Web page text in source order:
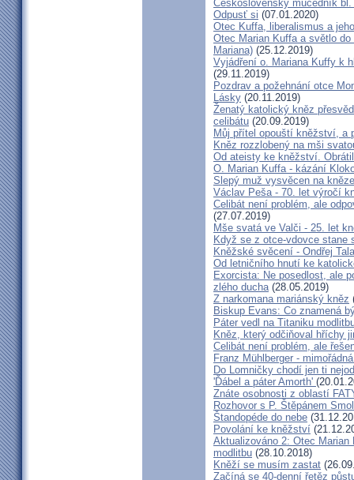
Československý mučedník
Odpusť si (07.01.2020)
Otec Kuffa, liberalismus a
Otec Marian Kuffa a světlo
Mariana) (25.12.2019)
Vyjádření o. Mariana Kuffy k
(29.11.2019)
Pozdrav a požehnání otce
Lásky (20.11.2019)
Ženatý katolický kněz
celibátu (20.09.2019)
Můj přítel opouští kněžství, a
Kněz rozzlobený na mši
Od ateisty ke kněžství.
O. Marian Kuffa - kázání
Slepý muž vysvěcen na kněze
Václav Peša - 70. let výročí
Celibát není problém, ale
(27.07.2019)
Mše svatá ve Valči - 25. let
Když se z otce-vdovce stane
Kněžské svěcení - Ondřej
Od letničního hnutí ke
Exorcista: Ne posedlost, ale
zlého ducha(28.05.2019)
Z narkomana mariánský kněz
Biskup Evans: Co znamená
Páter vedl na Titaniku
Kněz, který odčiňoval hříchy
Celibát není problém, ale
Franz Mühlberger -
Do Lomničky chodí jen ti
'Ďábel a páter Amorth'
Znáte osobnosti z oblastí
Rozhovor s P. Štěpánem
Štandopéde do nebe
Povolání ke kněžství
Aktualizováno 2: Otec
modlitbu (28.10.2018)
Kněží se musím zastat
Začíná se 40-denní řetěz